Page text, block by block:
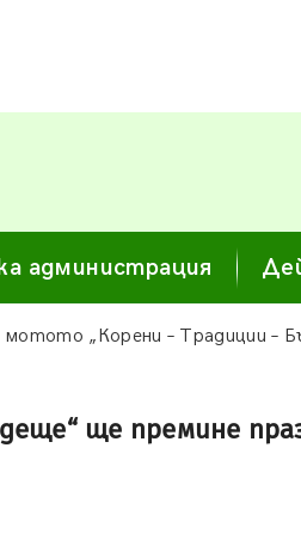
администрация
„Корени – Традиции –
ще премине